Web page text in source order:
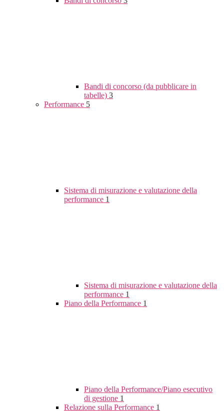
Bandi di concorso (da pubblicare in
tabelle) 3
Performance 5
Sistema di misurazione e valutazione della
performance 1
Sistema di misurazione e valutazione della
performance 1
Piano della Performance 1
Piano della Performance/Piano esecutivo
di gestione 1
Relazione sulla Performance 1